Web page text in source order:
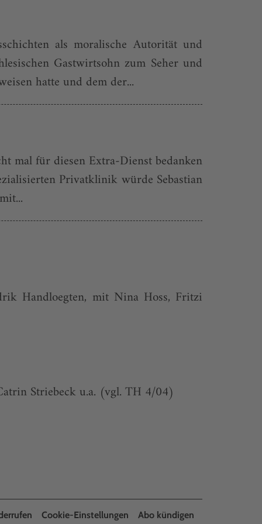
als moralische Autorität und
Gastwirtsohn zum Seher und
hatte und dem der...
mal für diesen Extra-Dienst bedanken
Privatklinik würde Sebas­tian
Handloegten, mit Nina Hoss, Fritzi
Striebeck u.a. (vgl. TH 4/04)
Cookie-Einstellungen Abo kündigen